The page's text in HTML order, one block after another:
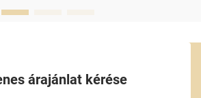
árajánlat kérése